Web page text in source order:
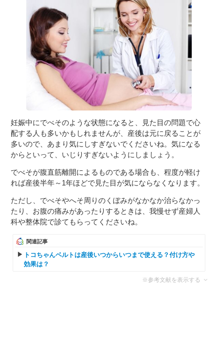
妊娠中にでべそのような状態になると、見た目の問題で心
配する人も多いかもしれませんが、産後は元に戻ることが
多いので、あまり気にしすぎないでくださいね。気になる
からといって、いじりすぎないようにしましょう。
でべそが腹直筋離開によるものである場合も、程度が軽け
れば産後半年～1年ほどで見た目が気にならなくなります。
ただし、でべそやへそ周りのくぼみがなかなか治らなかっ
たり、お腹の痛みがあったりするときは、我慢せず産婦人
科や整体院で診てもらってくださいね。
関連記事
トコちゃんベルトは産後いつからいつまで使える？付け方や
効果は？
※参考文献を表示する